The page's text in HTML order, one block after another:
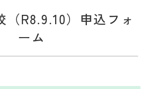
（R8.9.10）申込フォ
ーム